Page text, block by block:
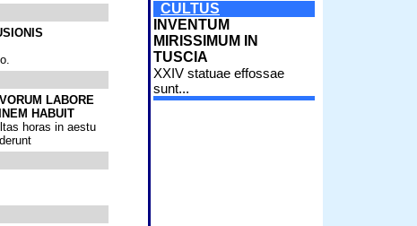
LABORE
HABUIT
horas in aestu
CULTUS
INVENTUM
MIRISSIMUM IN
TUSCIA
XXIV statuae effossae
sunt...